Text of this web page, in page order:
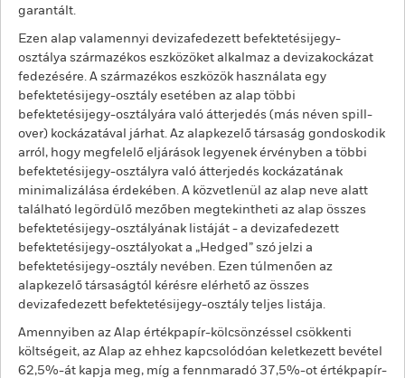
garantált.
Ezen alap valamennyi devizafedezett befektetésijegy-
osztálya származékos eszközöket alkalmaz a devizakockázat
fedezésére. A származékos eszközök használata egy
befektetésijegy-osztály esetében az alap többi
befektetésijegy-osztályára való átterjedés (más néven spill-
over) kockázatával járhat. Az alapkezelő társaság gondoskodik
arról, hogy megfelelő eljárások legyenek érvényben a többi
befektetésijegy-osztályra való átterjedés kockázatának
minimalizálása érdekében. A közvetlenül az alap neve alatt
található legördülő mezőben megtekintheti az alap összes
befektetésijegy-osztályának listáját - a devizafedezett
befektetésijegy-osztályokat a „Hedged” szó jelzi a
befektetésijegy-osztály nevében. Ezen túlmenően az
alapkezelő társaságtól kérésre elérhető az összes
devizafedezett befektetésijegy-osztály teljes listája.
Amennyiben az Alap értékpapír-kölcsönzéssel csökkenti
költségeit, az Alap az ehhez kapcsolódóan keletkezett bevétel
62,5%-át kapja meg, míg a fennmaradó 37,5%-ot értékpapír-